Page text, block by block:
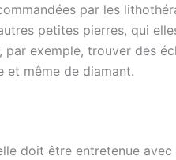
par les
petites pierres, qui
par exemple, trouver des
et même de diamant.
doit être entretenue avec